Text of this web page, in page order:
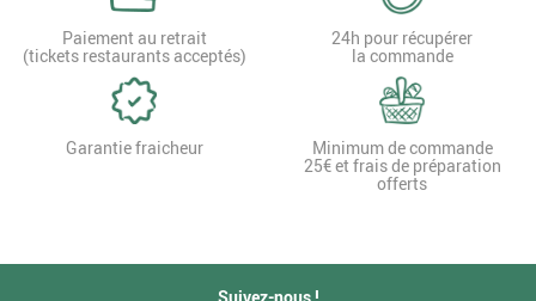
Paiement au retrait
(tickets restaurants acceptés)
24h pour récupérer
la commande
Garantie fraicheur Minimum de commande
25€ et frais de préparation
offerts